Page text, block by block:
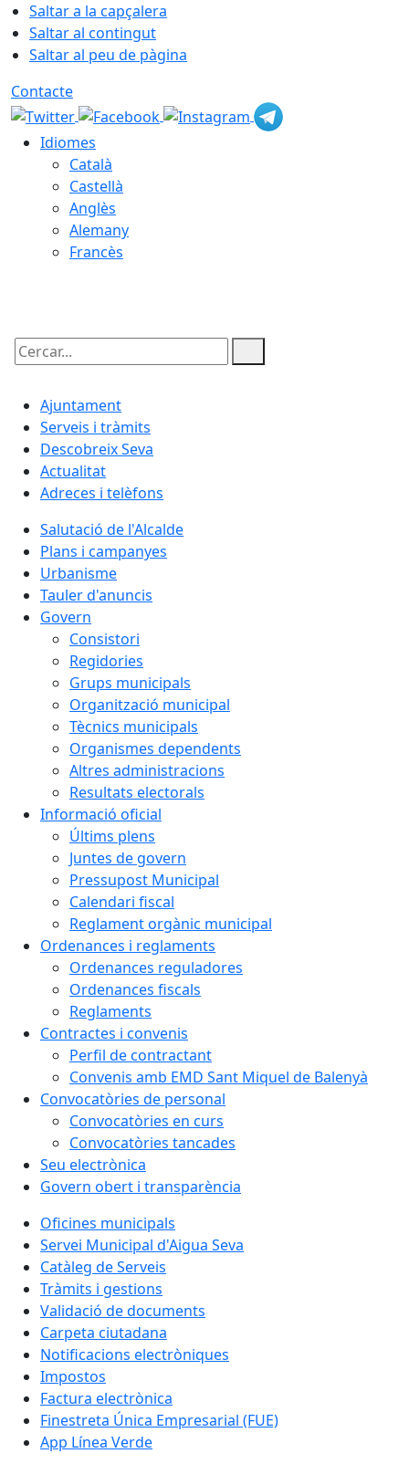
Saltar a la capçalera
Saltar al contingut
Saltar al peu de pàgina
Contacte
Idiomes
Català
Castellà
Anglès
Alemany
Francès
Cercar:
Ajuntament
Serveis i tràmits
Descobreix Seva
Actualitat
Adreces i telèfons
Salutació de l'Alcalde
Plans i campanyes
Urbanisme
Tauler d'anuncis
Govern
Consistori
Regidories
Grups municipals
Organització municipal
Tècnics municipals
Organismes dependents
Altres administracions
Resultats electorals
Informació oficial
Últims plens
Juntes de govern
Pressupost Municipal
Calendari fiscal
Reglament orgànic municipal
Ordenances i reglaments
Ordenances reguladores
Ordenances fiscals
Reglaments
Contractes i convenis
Perfil de contractant
Convenis amb EMD Sant Miquel de Balenyà
Convocatòries de personal
Convocatòries en curs
Convocatòries tancades
Seu electrònica
Govern obert i transparència
Oficines municipals
Servei Municipal d'Aigua Seva
Catàleg de Serveis
Tràmits i gestions
Validació de documents
Carpeta ciutadana
Notificacions electròniques
Impostos
Factura electrònica
Finestreta Única Empresarial (FUE)
App Línea Verde